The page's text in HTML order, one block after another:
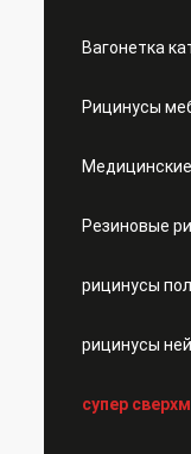
Вагонетка
Рицинусы
Резиновые
рицинусы
рицинусы
супер